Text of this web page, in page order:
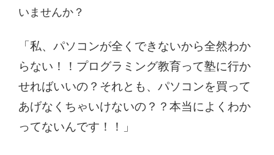
いませんか？
「私、パソコンが全くできないから全然わか
らない！！プログラミング教育って塾に行か
せればいいの？それとも、パソコンを買って
あげなくちゃいけないの？？本当によくわか
ってないんです！！」